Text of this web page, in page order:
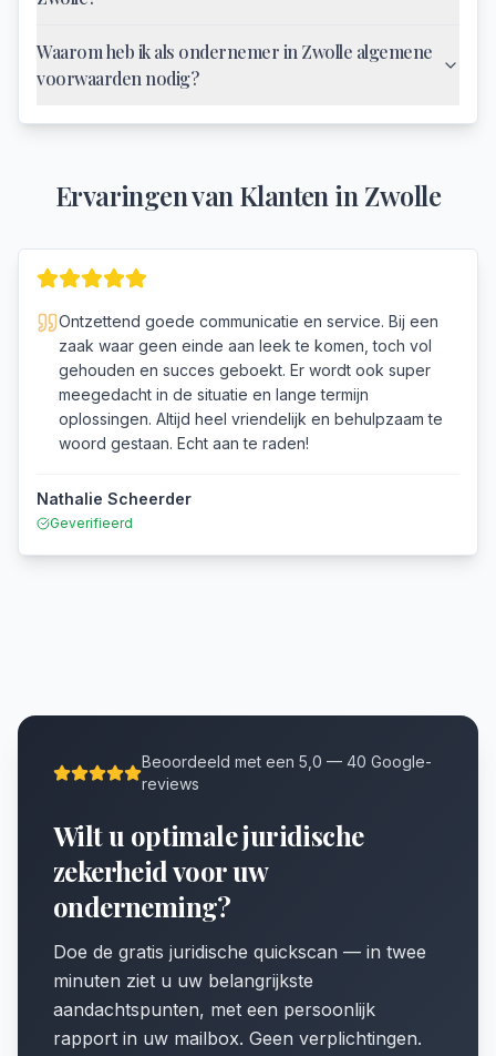
Waarom heb ik als ondernemer in Zwolle algemene
voorwaarden nodig?
Ervaringen van Klanten in Zwolle
Ontzettend goede communicatie en service. Bij een
zaak waar geen einde aan leek te komen, toch vol
gehouden en succes geboekt. Er wordt ook super
meegedacht in de situatie en lange termijn
oplossingen. Altijd heel vriendelijk en behulpzaam te
woord gestaan. Echt aan te raden!
Nathalie Scheerder
Geverifieerd
Beoordeeld met een 5,0 — 40 Google-
reviews
Wilt u optimale juridische
zekerheid voor uw
onderneming?
Doe de gratis juridische quickscan — in twee
minuten ziet u uw belangrijkste
aandachtspunten, met een persoonlijk
rapport in uw mailbox. Geen verplichtingen.